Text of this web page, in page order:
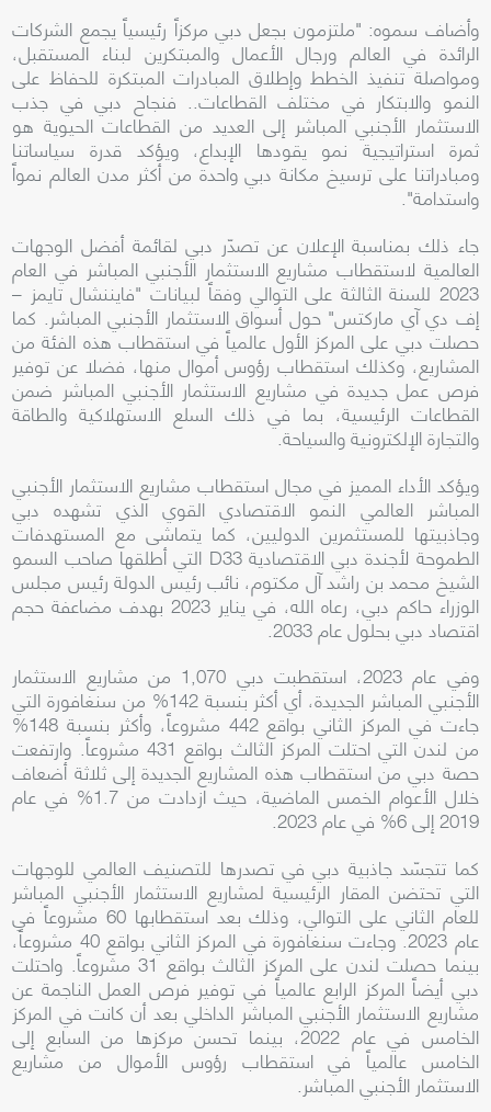
وأضاف سموه: "ملتزمون بجعل دبي مركزاً رئيسياً يجمع الشركات
الرائدة في العالم ورجال الأعمال والمبتكرين لبناء المستقبل،
ومواصلة تنفيذ الخطط وإطلاق المبادرات المبتكرة للحفاظ على
النمو والابتكار في مختلف القطاعات.. فنجاح دبي في جذب
الاستثمار الأجنبي المباشر إلى العديد من القطاعات الحيوية هو
ثمرة استراتيجية نمو يقودها الإبداع، ويؤكد قدرة سياساتنا
ومبادراتنا على ترسيخ مكانة دبي واحدة من أكثر مدن العالم نمواً
واستدامة".
جاء ذلك بمناسبة الإعلان عن تصدّر دبي لقائمة أفضل الوجهات
العالمية لاستقطاب مشاريع الاستثمار الأجنبي المباشر في العام
2023 للسنة الثالثة على التوالي وفقاً لبيانات "فايننشال تايمز –
إف دي آي ماركتس" حول أسواق الاستثمار الأجنبي المباشر. كما
حصلت دبي على المركز الأول عالمياً في استقطاب هذه الفئة من
المشاريع، وكذلك استقطاب رؤوس أموال منها، فضلا عن توفير
فرص عمل جديدة في مشاريع الاستثمار الأجنبي المباشر ضمن
القطاعات الرئيسية، بما في ذلك السلع الاستهلاكية والطاقة
والتجارة الإلكترونية والسياحة.
ويؤكد الأداء المميز في مجال استقطاب مشاريع الاستثمار الأجنبي
المباشر العالمي النمو الاقتصادي القوي الذي تشهده دبي
وجاذبيتها للمستثمرين الدوليين، كما يتماشى مع المستهدفات
الطموحة لأجندة دبي الاقتصادية D33 التي أطلقها صاحب السمو
الشيخ محمد بن راشد آل مكتوم، نائب رئيس الدولة رئيس مجلس
الوزراء حاكم دبي، رعاه الله، في يناير 2023 بهدف مضاعفة حجم
اقتصاد دبي بحلول عام 2033.
وفي عام 2023، استقطبت دبي 1,070 من مشاريع الاستثمار
الأجنبي المباشر الجديدة، أي أكثر بنسبة 142% من سنغافورة التي
جاءت في المركز الثاني بواقع 442 مشروعاً، وأكثر بنسبة 148%
من لندن التي احتلت المركز الثالث بواقع 431 مشروعاً. وارتفعت
حصة دبي من استقطاب هذه المشاريع الجديدة إلى ثلاثة أضعاف
خلال الأعوام الخمس الماضية، حيث ازدادت من 1.7% في عام
2019 إلى 6% في عام 2023.
كما تتجسّد جاذبية دبي في تصدرها للتصنيف العالمي للوجهات
التي تحتضن المقار الرئيسية لمشاريع الاستثمار الأجنبي المباشر
للعام الثاني على التوالي، وذلك بعد استقطابها 60 مشروعاً في
عام 2023. وجاءت سنغافورة في المركز الثاني بواقع 40 مشروعاً،
بينما حصلت لندن على المركز الثالث بواقع 31 مشروعاً. واحتلت
دبي أيضاً المركز الرابع عالمياً في توفير فرص العمل الناجمة عن
مشاريع الاستثمار الأجنبي المباشر الداخلي بعد أن كانت في المركز
الخامس في عام 2022، بينما تحسن مركزها من السابع إلى
الخامس عالمياً في استقطاب رؤوس الأموال من مشاريع
الاستثمار الأجنبي المباشر.